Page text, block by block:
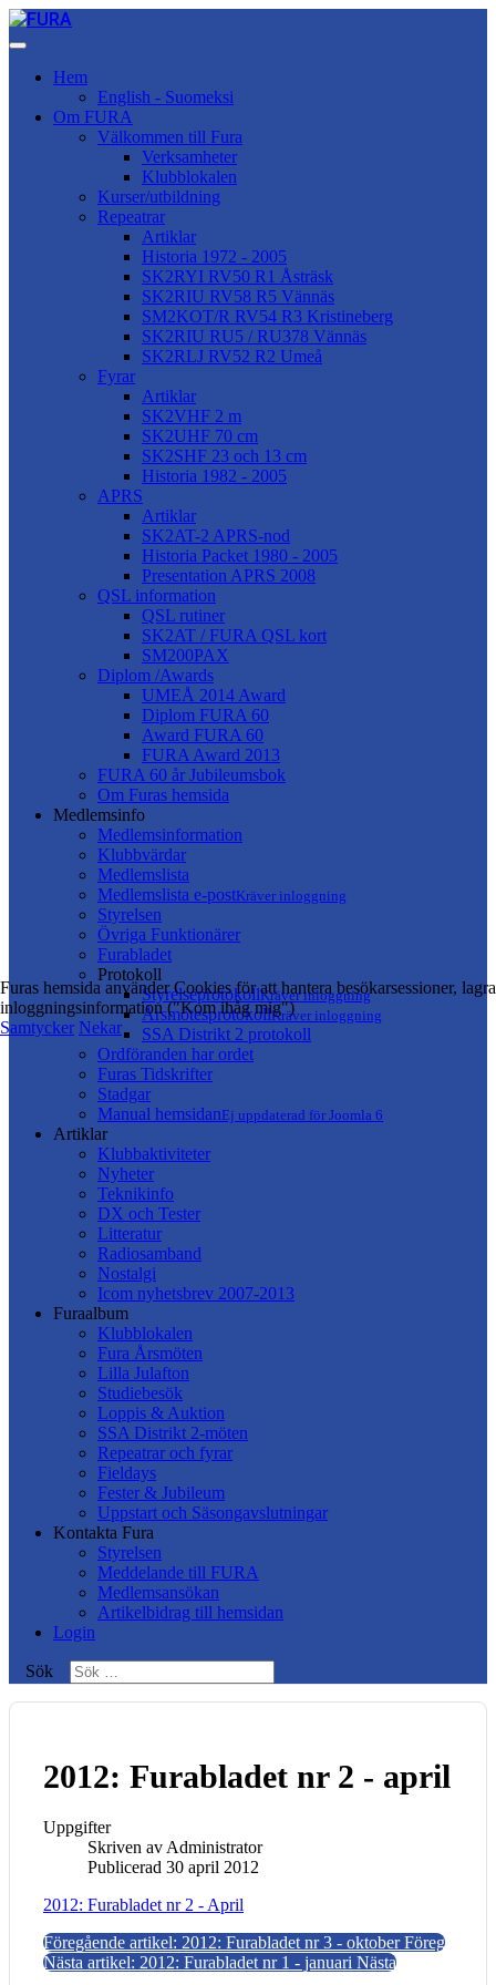
Hem
English - Suomeksi
Om FURA
Välkommen till Fura
Verksamheter
Klubblokalen
Kurser/utbildning
Repeatrar
Artiklar
Historia 1972 - 2005
SK2RYI RV50 R1 Åsträsk
SK2RIU RV58 R5 Vännäs
SM2KOT/R RV54 R3 Kristineberg
SK2RIU RU5 / RU378 Vännäs
SK2RLJ RV52 R2 Umeå
Fyrar
Artiklar
SK2VHF 2 m
SK2UHF 70 cm
SK2SHF 23 och 13 cm
Historia 1982 - 2005
APRS
Artiklar
SK2AT-2 APRS-nod
Historia Packet 1980 - 2005
Presentation APRS 2008
QSL information
QSL rutiner
SK2AT / FURA QSL kort
SM200PAX
Diplom /Awards
UMEÅ 2014 Award
Diplom FURA 60
Award FURA 60
FURA Award 2013
FURA 60 år Jubileumsbok
Om Furas hemsida
Medlemsinfo
Medlemsinformation
Klubbvärdar
Medlemslista
Medlemslista e-postKräver inloggning
Styrelsen
Övriga Funktionärer
Furabladet
Protokoll
StyrelseprotokollKräver inloggning
ÅrsmötesprotokollKräver inloggning
SSA Distrikt 2 protokoll
Ordföranden har ordet
Furas Tidskrifter
Stadgar
Manual hemsidanEj uppdaterad för Joomla 6
Artiklar
Klubbaktiviteter
Nyheter
Teknikinfo
DX och Tester
Litteratur
Radiosamband
Nostalgi
Icom nyhetsbrev 2007-2013
Furaalbum
Klubblokalen
Fura Årsmöten
Lilla Julafton
Studiebesök
Loppis & Auktion
SSA Distrikt 2-möten
Repeatrar och fyrar
Fieldays
Fester & Jubileum
Uppstart och Säsongavslutningar
Kontakta Fura
Styrelsen
Meddelande till FURA
Medlemsansökan
Artikelbidrag till hemsidan
Login
Sök
2012: Furabladet nr 2 - april
Uppgifter
Skriven av Administrator
Publicerad 30 april 2012
2012: Furabladet nr 2 - April
Föregående artikel: 2012: Furabladet nr 3 - oktoberFöreg
Nästa artikel: 2012: Furabladet nr 1 - januari Nästa
Furas hemsida använder Cookies för att hantera besökarsessioner, lagra
inloggningsinformation ("Kom ihåg mig")
Samtycker Nekar